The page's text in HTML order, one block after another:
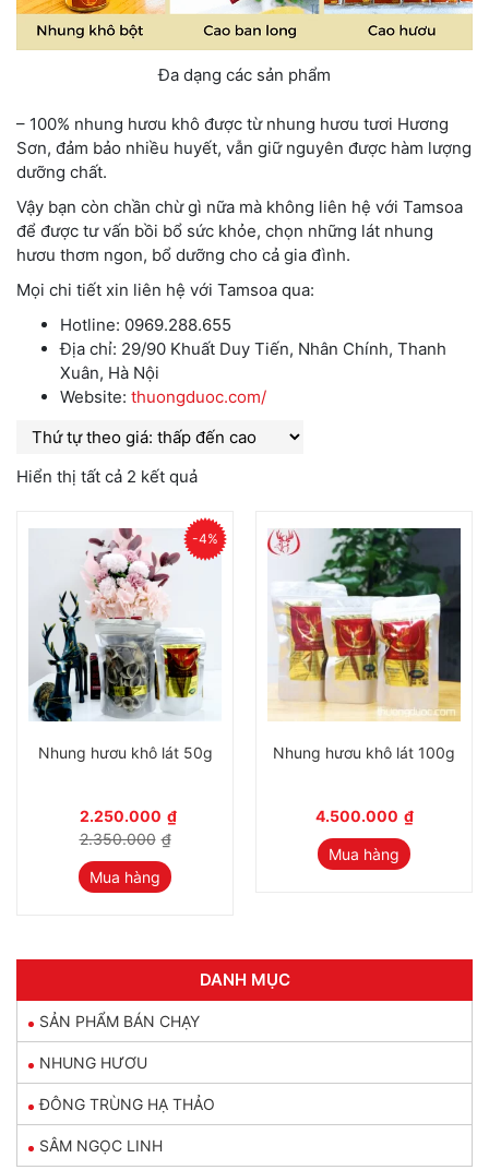
Đa dạng các sản phẩm
– 100% nhung hươu khô được từ nhung hươu tươi Hương
Sơn, đảm bảo nhiều huyết, vẫn giữ nguyên được hàm lượng
dưỡng chất.
Vậy bạn còn chần chừ gì nữa mà không liên hệ với Tamsoa
để được tư vấn bồi bổ sức khỏe, chọn những lát nhung
hươu thơm ngon, bổ dưỡng cho cả gia đình.
Mọi chi tiết xin liên hệ với Tamsoa qua:
Hotline: 0969.288.655
Địa chỉ: 29/90 Khuất Duy Tiến, Nhân Chính, Thanh
Xuân, Hà Nội
Website: thuongduoc.com/
Hiển thị tất cả 2 kết quả
Nhung hươu khô lát 50g
2.250.000 ₫
2.350.000 ₫
-4%
Mua hàng
Nhung hươu khô lát 100g
4.500.000 ₫
Mua hàng
DANH MỤC
SẢN PHẨM BÁN CHẠY
NHUNG HƯƠU
ĐÔNG TRÙNG HẠ THẢO
SÂM NGỌC LINH